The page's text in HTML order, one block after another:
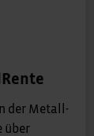
der Metall-
über